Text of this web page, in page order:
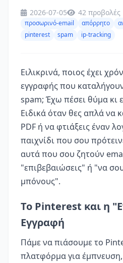
2026-07-05 42 προβολές
προσωρινό-email απόρρητο
pinterest
spam ip-tracking
Ειλικρινά, ποιος έχει
εγγραφής που
spam; Έχω πέσει θύμα κι
Ειδικά όταν θες απλά να
PDF ή να φτιάξεις έναν
παιχνίδι που σου
αυτά που σου ζητούν
"επιβεβαιώσεις" ή "να
μπόνους".
Το Pinterest και η
Εγγραφή
Πάμε να πιάσουμε το
πλατφόρμα για